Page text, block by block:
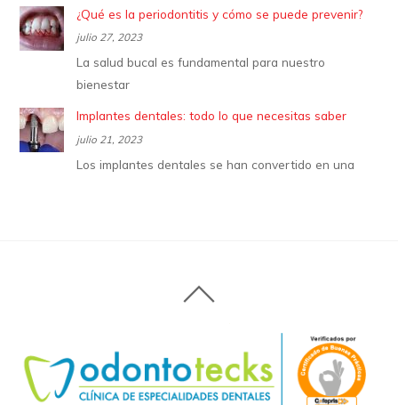
¿Qué es la periodontitis y cómo se puede prevenir?
julio 27, 2023
La salud bucal es fundamental para nuestro
bienestar
Implantes dentales: todo lo que necesitas saber
julio 21, 2023
Los implantes dentales se han convertido en una